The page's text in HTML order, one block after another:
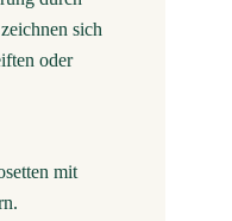
sich
oder
mit